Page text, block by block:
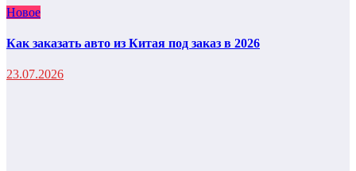
Новое
Как заказать авто из Китая под заказ в 2026
23.07.2026